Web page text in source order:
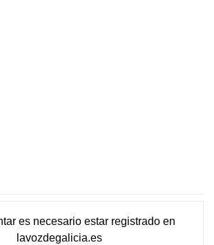
es necesario estar registradoen
lavozdegalicia.es